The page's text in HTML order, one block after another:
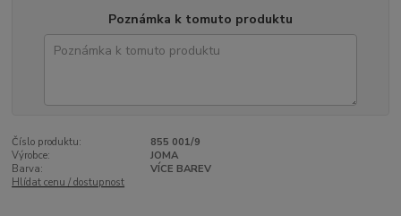
Poznámka k tomuto produktu
Číslo produktu:
855 001/9
Výrobce:
JOMA
Barva:
VÍCE BAREV
Hlídat cenu / dostupnost